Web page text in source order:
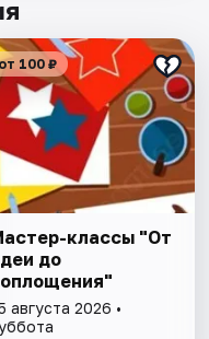
100 ₽
классы "От
до
августа 2026 •